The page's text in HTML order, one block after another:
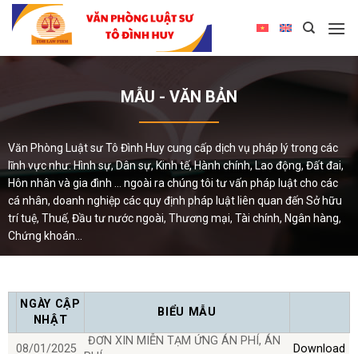
MẪU - VĂN BẢN
Văn Phòng Luật sư Tô Đình Huy cung cấp dịch vụ pháp lý trong các
lĩnh vực như: Hình sự, Dân sự, Kinh tế, Hành chính, Lao động, Đất đai,
Hôn nhân và gia đình ... ngoài ra chúng tôi tư vấn pháp luật cho các
cá nhân, doanh nghiệp các quy định pháp luật liên quan đến Sở hữu
trí tuệ, Thuế, Đầu tư nước ngoài, Thương mại, Tài chính, Ngân hàng,
Chứng khoán...
NGÀY CẬP
NHẬT
BIỂU MẪU
08/01/2025
ĐƠN XIN MIỄN TẠM ỨNG ÁN PHÍ, ÁN
Download